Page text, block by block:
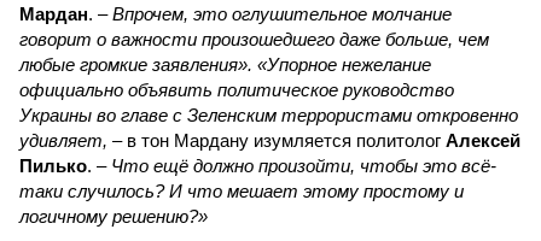
Мардан. –Впрочем, это оглушительное молчание
говорит о важности произошедшего даже больше, чем
любые громкие заявления». «Упорное нежелание
официально объявить политическое руководство
Украины во главе с Зеленским террористами откровенно
удивляет, – в тон Мардану изумляется политолог Алексей
Пилько. – Что ещё должно произойти, чтобы это всё-
таки случилось? И что мешает этому простому и
логичному решению?»